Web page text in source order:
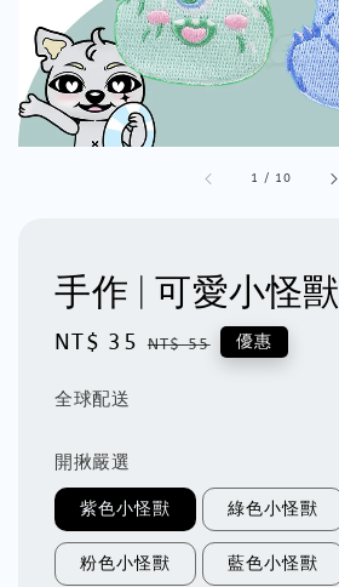
1 / 10
手作 | 可愛小怪獸
Sale
NT$ 35 Regular
NT$ 55 優惠
全球配送
開揪嚴選
紫色小怪獸 綠色小怪獸
粉色小怪獸 藍色小怪獸